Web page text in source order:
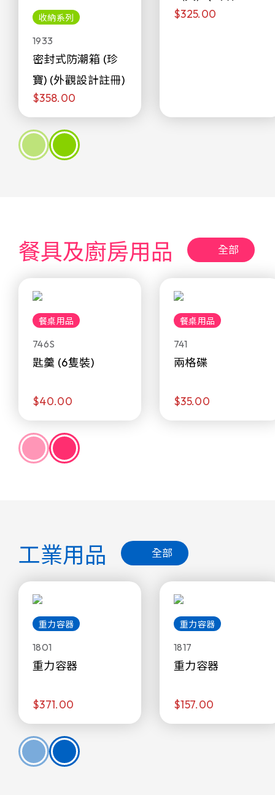
收納系列
1933
密封式防潮箱 (珍
寶) (外觀設計註冊)
$358.00
侖)
$325.00
餐具及廚房用品 全部
餐桌用品
746S
匙羹 (6隻裝)
$40.00
餐桌用品
741
兩格碟
$35.00
工業用品 全部
重力容器
1801
重力容器
$371.00
重力容器
1817
重力容器
$157.00